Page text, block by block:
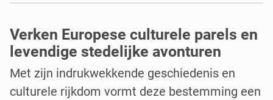
Verken Europese culturele parels en
levendige stedelijke avonturen
Met zijn indrukwekkende geschiedenis en
culturele rijkdom vormt deze bestemming een